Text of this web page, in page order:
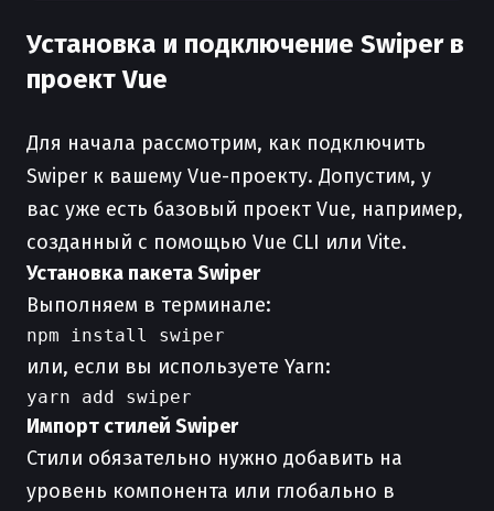
Установка и подключение Swiper в
проект Vue
Для начала рассмотрим, как подключить
Swiper к вашему Vue-проекту. Допустим, у
вас уже есть базовый проект Vue, например,
созданный с помощью Vue CLI или Vite.
Установка пакета Swiper
Выполняем в терминале:
или, если вы используете Yarn:
Импорт стилей Swiper
Стили обязательно нужно добавить на
уровень компонента или глобально в